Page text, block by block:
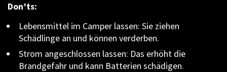
Don’ts:
Lebensmittel im Camper lassen: Sie ziehen
Schädlinge an und können verderben.
Strom angeschlossen lassen: Das erhöht die
Brandgefahr und kann Batterien schädigen.